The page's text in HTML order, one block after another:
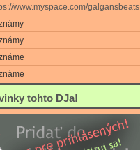
www.myspace.com/galgansbeats
tohto DJa!